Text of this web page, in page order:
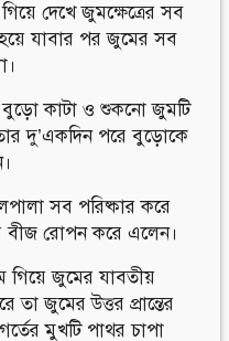
দেখে জুমক্ষেত্রের সব
যাবার পর জুমের সব
বুড়ো কাটা ও শুকনো জুমটি
দু’একদিন পরে বুড়োকে
সব পরিষ্কার করে
বীজ রোপন করে এলেন।
জুমের যাবতীয়
জুমের উত্তর প্রান্তের
মুখটি পাথর চাপা